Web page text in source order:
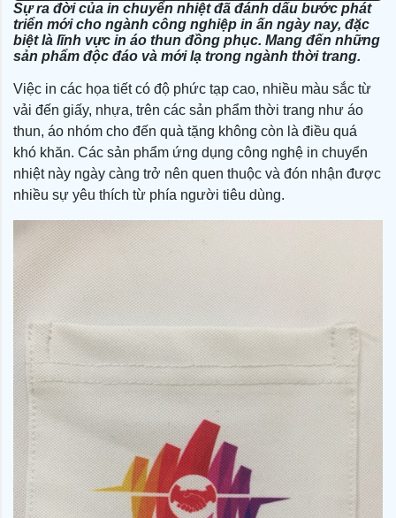
Sự ra đời của in chuyển nhiệt đã đánh dấu bước phát
triển mới cho ngành công nghiệp in ấn ngày nay, đặc
biệt là lĩnh vực in áo thun đồng phục. Mang đến những
sản phẩm độc đáo và mới lạ trong ngành thời trang.
Việc in các họa tiết có độ phức tạp cao, nhiều màu sắc từ
vải đến giấy, nhựa, trên các sản phẩm thời trang như áo
thun, áo nhóm cho đến quà tặng không còn là điều quá
khó khăn. Các sản phẩm ứng dụng công nghệ in chuyển
nhiệt này ngày càng trở nên quen thuộc và đón nhận được
nhiều sự yêu thích từ phía người tiêu dùng.